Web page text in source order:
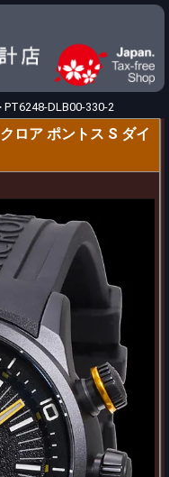
PT6248-DLB00-330-2
ロア ポントス S ダイ